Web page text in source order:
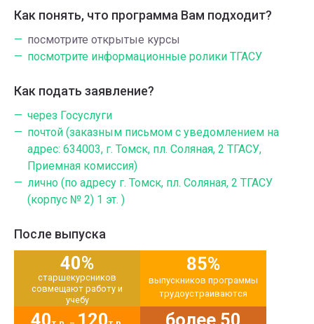
Как понять, что программа Вам подходит?
посмотрите открытые курсы
посмотрите информационные ролики ТГАСУ
Как подать заявление?
через Госуслуги
почтой (заказным письмом с уведомлением на
адрес: 634003, г. Томск, пл. Соляная, 2 ТГАСУ,
Приемная комиссия)
лично (по адресу г. Томск, пл. Соляная, 2 ТГАСУ
(корпус № 2) 1 эт. )
После выпуска
40%
старшекурсников
совмещают работу и
учебу
85%
выпускников программы
трудоустраиваются
40 120 более 50